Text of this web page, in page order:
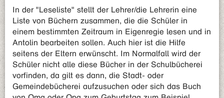
In der "Leseliste" stellt der Lehrer/die Lehrerin eine
Liste von Büchern zusammen, die die Schüler in
einem bestimmten Zeitraum in Eigenregie lesen und in
Antolin bearbeiten sollen. Auch hier ist die Hilfe
seitens der Eltern erwünscht. Im Normalfall wird der
Schüler nicht alle diese Bücher in der Schulbücherei
vorfinden, da gilt es dann, die Stadt- oder
Gemeindebücherei aufzusuchen oder sich das Buch